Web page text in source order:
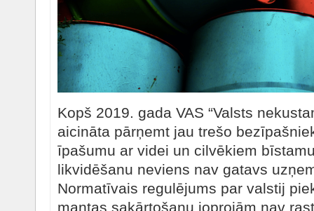
Kopš 2019. gada VAS “Valsts
aicināta pārņemt jau trešo
īpašumu ar videi un cilvēkiem
likvidēšanu neviens nav gatavs
Normatīvais regulējums par valstij
mantas sakārtošanu joprojām nav